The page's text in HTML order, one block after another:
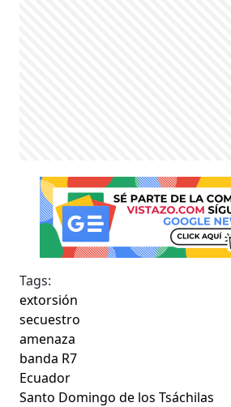
Tags:
extorsión
secuestro
amenaza
banda R7
Ecuador
Santo Domingo de los Tsáchilas